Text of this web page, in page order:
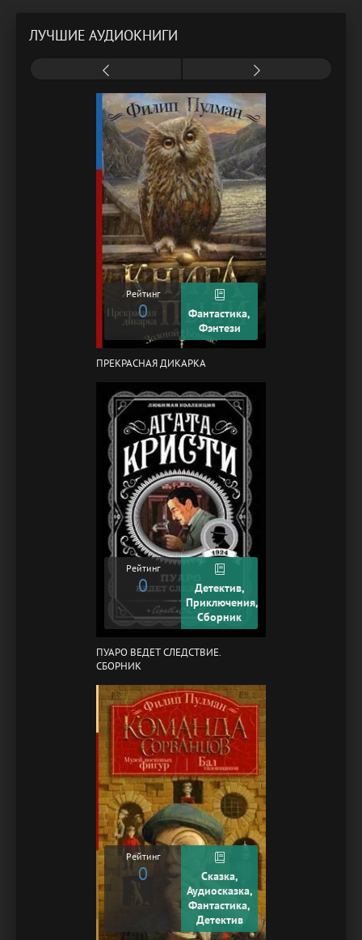
ЛУЧШИЕ АУДИОКНИГИ
Рейтинг
0
Фантастика,
Фэнтези
ПРЕКРАСНАЯ ДИКАРКА
Рейтинг
0
Детектив,
Приключения,
Сборник
ПУАРО ВЕДЕТ СЛЕДСТВИЕ.
СБОРНИК
Рейтинг
0
Сказка,
Аудиосказка,
Фантастика,
Детектив